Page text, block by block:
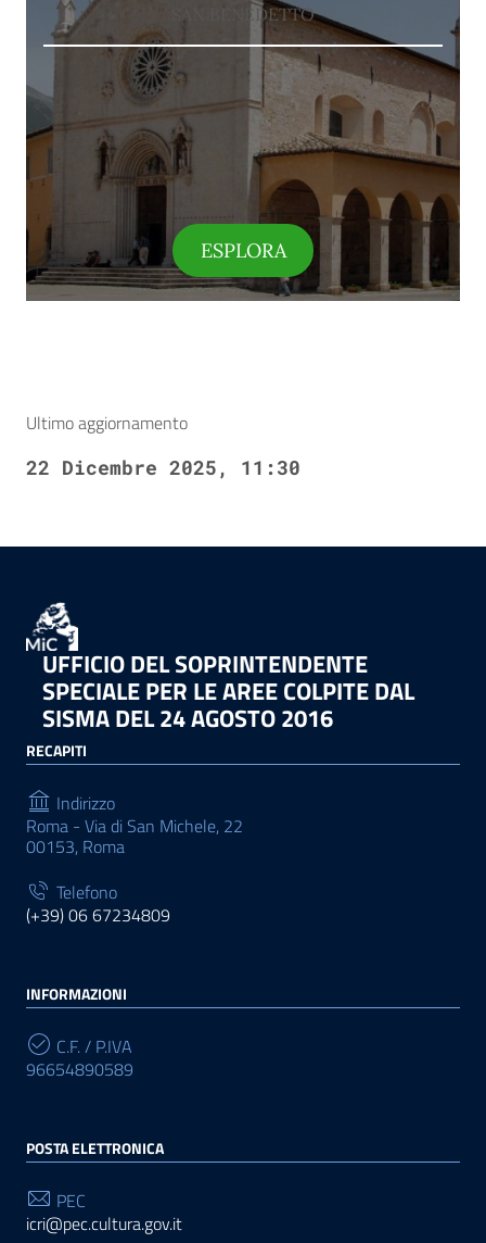
SAN BENEDETTO
ESPLORA
Ultimo aggiornamento
22 Dicembre 2025, 11:30
UFFICIO DEL SOPRINTENDENTE
SPECIALE PER LE AREE COLPITE DAL
SISMA DEL 24 AGOSTO 2016
RECAPITI
Indirizzo
Roma - Via di San Michele, 22
00153, Roma
Telefono
(+39) 06 67234809
INFORMAZIONI
C.F. / P.IVA
96654890589
POSTA ELETTRONICA
PEC
icri@pec.cultura.gov.it